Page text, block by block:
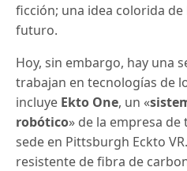
ficción; una idea colorida
futuro.
Hoy, sin embargo, hay una
trabajan en tecnologías de
incluye Ekto One, un «
robótico» de la empresa
sede en Pittsburgh Eckto VR.
resistente de fibra de